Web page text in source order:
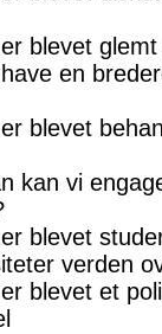
blevet glemt
en
blevet
kan vi
blevet
verden
blevet et